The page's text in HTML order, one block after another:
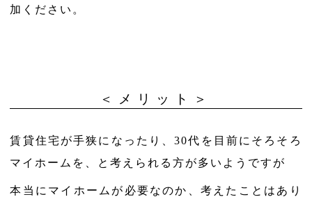
加ください。
＜メリット＞
賃貸住宅が手狭になったり、30代を目前にそろそろ
マイホームを、と考えられる方が多いようですが
本当にマイホームが必要なのか、考えたことはあり